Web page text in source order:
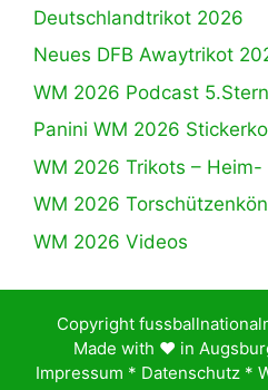
Deutschlandtrikot 2026
Neues DFB Awaytrikot
WM 2026 Podcast 5.Stern
Panini WM 2026
WM 2026 Trikots –
WM 2026
WM 2026 Videos
Copyright
Made with ♥️ in
Impressum * Datenschutz *